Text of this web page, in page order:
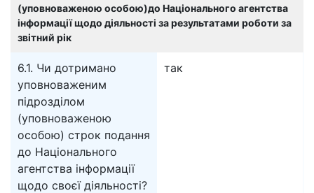
(уповноваженою особою)до Національного агентства
інформації щодо діяльності за результатами роботи за
звітний рік
6.1. Чи дотримано
уповноваженим
підрозділом
(уповноваженою
особою) строк подання
до Національного
агентства інформації
щодо своєї діяльності?
так